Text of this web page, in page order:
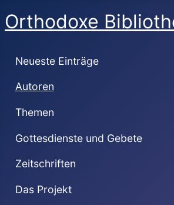
Orthodoxe
Neueste Einträge
Autoren
Themen
Gottesdienste und Gebete
Zeitschriften
Das Projekt